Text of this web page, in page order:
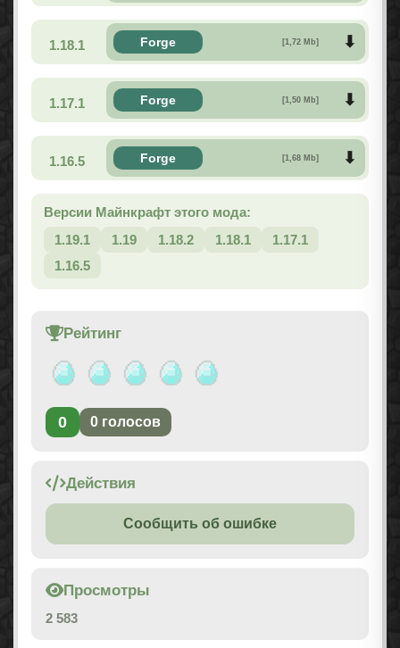
1.18.1 Forge [1,72 Mb]
1.17.1 Forge [1,50 Mb]
1.16.5 Forge [1,68 Mb]
Версии Майнкрафт этого мода:
1.19.1
1.19 1.18.2 1.18.1
1.17.1
1.16.5
Рейтинг
0 0 голосов
Действия
Сообщить об ошибке
Просмотры
2 583